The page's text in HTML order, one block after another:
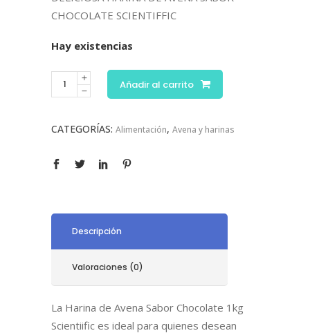
CHOCOLATE SCIENTIFFIC
Hay existencias
Añadir al carrito
CATEGORÍAS: Alimentación, Avena y harinas
Descripción
Valoraciones (0)
La Harina de Avena Sabor Chocolate 1kg
Scientiific es ideal para quienes desean